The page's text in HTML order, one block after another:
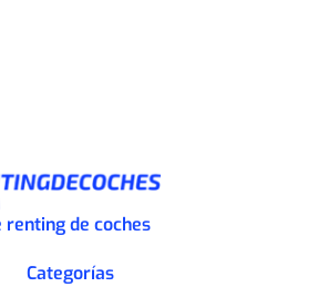
de coches
Categorías